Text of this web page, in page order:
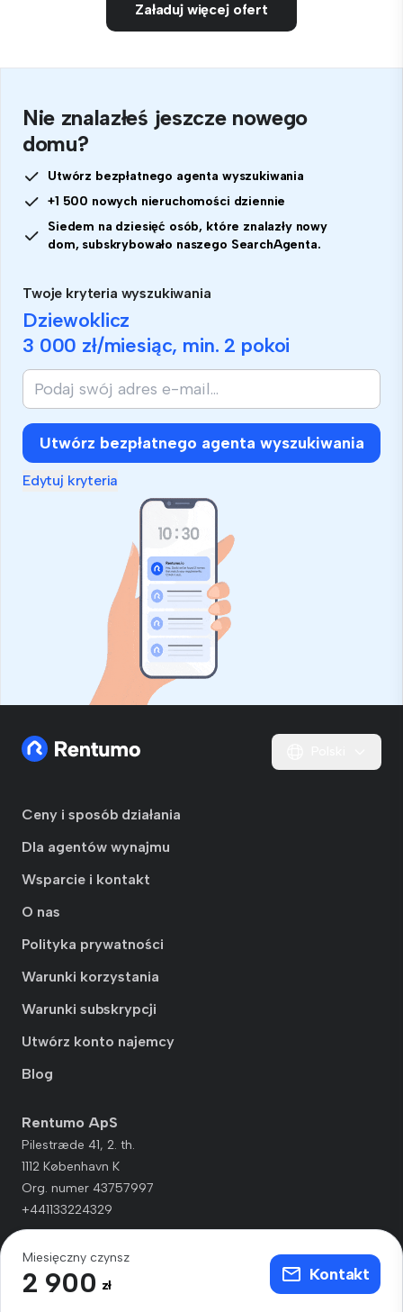
Załaduj więcej ofert
Nie znalazłeś jeszcze nowego
domu?
Utwórz bezpłatnego agenta wyszukiwania
+1 500 nowych nieruchomości dziennie
Siedem na dziesięć osób, które znalazły nowy
dom, subskrybowało naszego SearchAgenta.
Twoje kryteria wyszukiwania
Dziewoklicz
3 000 zł/miesiąc, min. 2 pokoi
Utwórz bezpłatnego agenta wyszukiwania
Edytuj kryteria
Miesięczny czynsz
2 900 zł
Kontakt
Ceny i sposób działania
Dla agentów wynajmu
Wsparcie i kontakt
O nas
Polityka prywatności
Warunki korzystania
Warunki subskrypcji
Utwórz konto najemcy
Blog
Rentumo ApS
Pilestræde 41, 2. th.
1112 København K
Org. numer 43757997
+441133224329